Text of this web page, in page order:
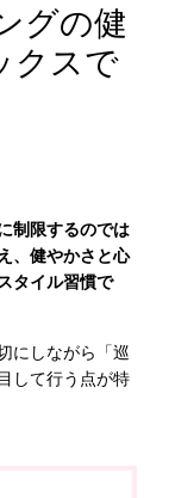
グの健
クスで
制限するのでは
、健やかさと心
タイル習慣で
にしながら「巡
して行う点が特